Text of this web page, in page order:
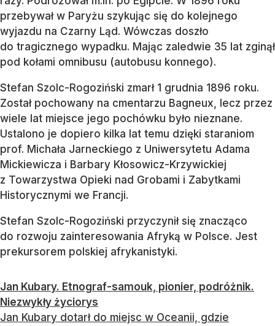
przebywał w Paryżu szykując się do kolejnego
wyjazdu na Czarny Ląd. Wówczas doszło
do tragicznego wypadku. Mając zaledwie 35 lat zginął
pod kołami omnibusu (autobusu konnego).
Stefan Szolc-Rogoziński zmarł 1 grudnia 1896 roku.
Został pochowany na cmentarzu Bagneux, lecz przez
wiele lat miejsce jego pochówku było nieznane.
Ustalono je dopiero kilka lat temu dzięki staraniom
prof. Michała Jarneckiego z Uniwersytetu Adama
Mickiewicza i Barbary Kłosowicz-Krzywickiej
z Towarzystwa Opieki nad Grobami i Zabytkami
Historycznymi we Francji.
Stefan Szolc-Rogoziński przyczynił się znacząco
do rozwoju zainteresowania Afryką w Polsce. Jest
prekursorem polskiej afrykanistyki.
Jan Kubary. Etnograf-samouk, pionier, podróżnik.
Niezwykły życiorys
Jan Kubary dotarł do miejsc w Oceanii, gdzie